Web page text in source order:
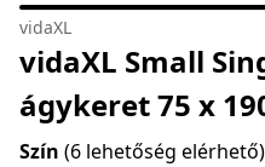
vidaXL
vidaXL Small
ágykeret 75 x
Szín (6 lehetőség elérhető)